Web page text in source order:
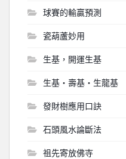
球賽的輸贏預測
瓷葫蘆妙用
生基，開運生基
生基‧壽基‧生龍基
發財樹應用口訣
石頭風水論斷法
祖先寄放佛寺